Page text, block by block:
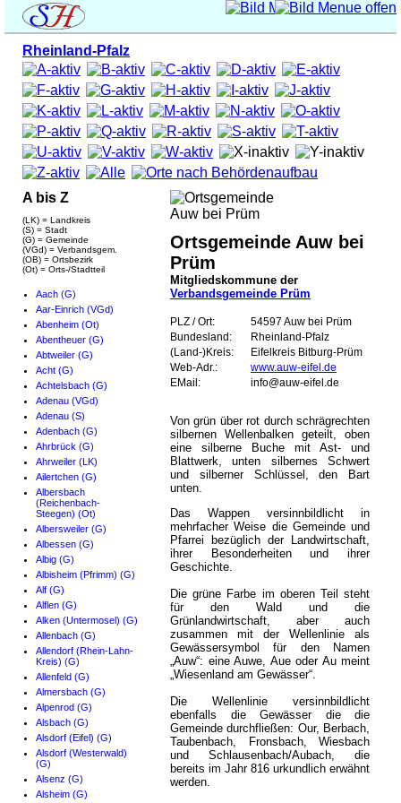
Rheinland-Pfalz
A bis Z
(LK) = Landkreis
(S) = Stadt
(G) = Gemeinde
(VGd) = Verbandsgem.
(OB) = Ortsbezirk
(Ot) = Orts-/Stadtteil
Aach (G)
Aar-Einrich (VGd)
Abenheim (Ot)
Abentheuer (G)
Abtweiler (G)
Acht (G)
Achtelsbach (G)
Adenau (VGd)
Adenau (S)
Adenbach (G)
Ahrbrück (G)
Ahrweiler (LK)
Ailertchen (G)
Albersbach
(Reichenbach-
Steegen) (Ot)
Albersweiler (G)
Albessen (G)
Albig (G)
Albisheim (Pfrimm) (G)
Alf (G)
Alflen (G)
Alken (Untermosel) (G)
Allenbach (G)
Allendorf (Rhein-Lahn-
Kreis) (G)
Allenfeld (G)
Almersbach (G)
Alpenrod (G)
Alsbach (G)
Alsdorf (Eifel) (G)
Alsdorf (Westerwald)
(G)
Alsenz (G)
Alsheim (G)
Ortsgemeinde Auw bei
Prüm
Mitgliedskommune der
Verbandsgemeinde Prüm
PLZ / Ort:
54597 Auw bei Prüm
Bundesland:
Rheinland-Pfalz
(Land-)Kreis:
Eifelkreis Bitburg-Prüm
Web-Adr.:
www.auw-eifel.de
EMail:
info@auw-eifel.de
Von grün über rot durch schrägrechten
silbernen Wellenbalken geteilt, oben
eine silberne Buche mit Ast- und
Blattwerk, unten silbernes Schwert
und silberner Schlüssel, den Bart
unten.
Das Wappen versinnbildlicht in
mehrfacher Weise die Gemeinde und
Pfarrei bezüglich der Landwirtschaft,
ihrer Besonderheiten und ihrer
Geschichte.
Die grüne Farbe im oberen Teil steht
für den Wald und die
Grünlandwirtschaft, aber auch
zusammen mit der Wellenlinie als
Gewässersymbol für den Namen
„Auw“: eine Auwe, Aue oder Au meint
„Wiesenland am Gewässer“.
Die Wellenlinie versinnbildlicht
ebenfalls die Gewässer die die
Gemeinde durchfließen: Our, Berbach,
Taubenbach, Fronsbach, Wiesbach
und Schlausenbach/Aubach, die
bereits im Jahr 816 urkundlich erwähnt
werden.